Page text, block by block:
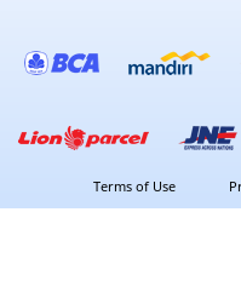
Terms of Use